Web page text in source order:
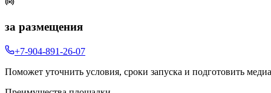
за размещения
+7-904-891-26-07
Поможет уточнить условия, сроки запуска и подготовить